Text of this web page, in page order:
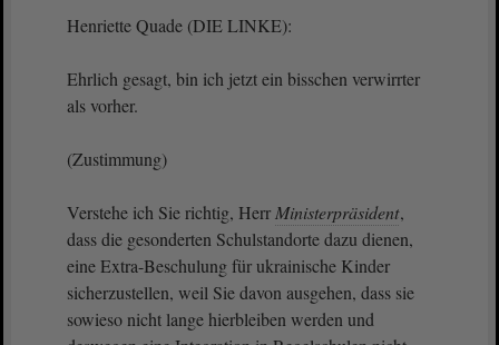
Henriette Quade (DIE LINKE):
Ehrlich gesagt, bin ich jetzt ein bisschen verwirrter
als vorher.
(Zustimmung)
Verstehe ich Sie richtig, Herr Ministerpräsident,
dass die gesonderten Schulstandorte dazu dienen,
eine Extra-Beschulung für ukrainische Kinder
sicherzustellen, weil Sie davon ausgehen, dass sie
sowieso nicht lange hierbleiben werden und